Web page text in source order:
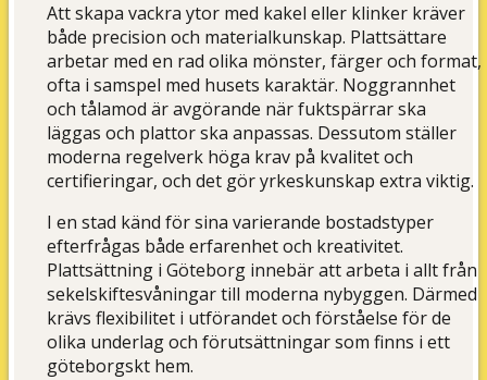
Att skapa vackra ytor med kakel eller klinker kräver
både precision och materialkunskap. Plattsättare
arbetar med en rad olika mönster, färger och format,
ofta i samspel med husets karaktär. Noggrannhet
och tålamod är avgörande när fuktspärrar ska
läggas och plattor ska anpassas. Dessutom ställer
moderna regelverk höga krav på kvalitet och
certifieringar, och det gör yrkeskunskap extra viktig.
I en stad känd för sina varierande bostadstyper
efterfrågas både erfarenhet och kreativitet.
Plattsättning i Göteborg innebär att arbeta i allt från
sekelskiftesvåningar till moderna nybyggen. Därmed
krävs flexibilitet i utförandet och förståelse för de
olika underlag och förutsättningar som finns i ett
göteborgskt hem.